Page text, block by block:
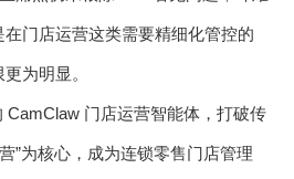
门店运营这类需要精细化管控的
为明显。
CamClaw 门店运营智能体，打破传
”为核心，成为连锁零售门店管理